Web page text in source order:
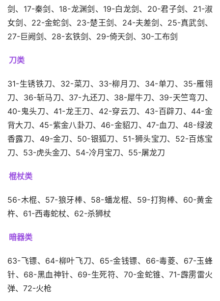
剑、17-秦剑、18-龙渊剑、19-白龙剑、20-君子剑、21-淑
女剑、22-金蛇剑、23-楚王剑、24-夫差剑、25-真武剑、
27-巨阙剑、28-玄铁剑、29-倚天剑、30-工布剑
刀类
31-生锈铁刀、32-菜刀、33-柳月刀、34-单刀、35-雁翎
刀、36-斩马刀、37-九还刀、38-犀牛刀、39-天竺弯刀、
40-鬼头刀、41-龙王刀、42-穿云刀、43-百辟刀、44-金
背大刀、45-紫金八卦刀、46-金貂刀、47-血刀、48-绿波
香露刀、49-金刀、50-银狐刀、51-狮头宝刀、52-百炼宝
刀、53-虎头金刀、54-冷月宝刀、55-屠龙刀
棍杖类
56-木棍、57-狼牙棒、58-蟠龙棍、59-打狗棒、60-黄金
杵、61-西毒蛇杖、62-杀狮杖
暗器类
63-飞镖、64-柳叶飞刀、65-金钱镖、66-毒菱、67-玉蜂
针、68-黑血神针、69-生死符、70-金蛇锥、71-霹雳雷火
弹、72-火枪